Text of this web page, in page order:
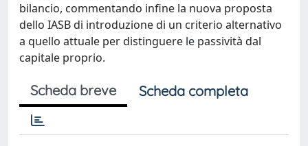
bilancio, commentando infine la nuova proposta
dello IASB di introduzione di un criterio alternativo
a quello attuale per distinguere le passività dal
capitale proprio.
Scheda breve Scheda completa